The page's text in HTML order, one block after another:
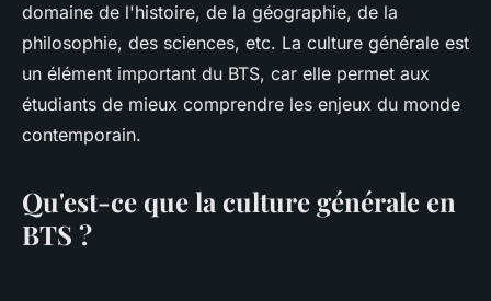
domaine de l'histoire, de la géographie, de la
philosophie, des sciences, etc. La culture générale est
un élément important du BTS, car elle permet aux
étudiants de mieux comprendre les enjeux du monde
contemporain.
Qu'est-ce que la culture générale en
BTS ?